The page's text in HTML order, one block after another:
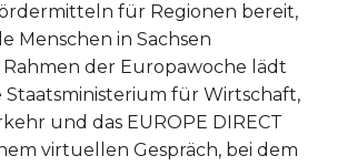
für Regionen bereit,
Menschen in Sachsen
der Europawoche lädt
Staatsministerium für Wirtschaft,
und das EUROPE DIRECT
virtuellen Gespräch, bei dem